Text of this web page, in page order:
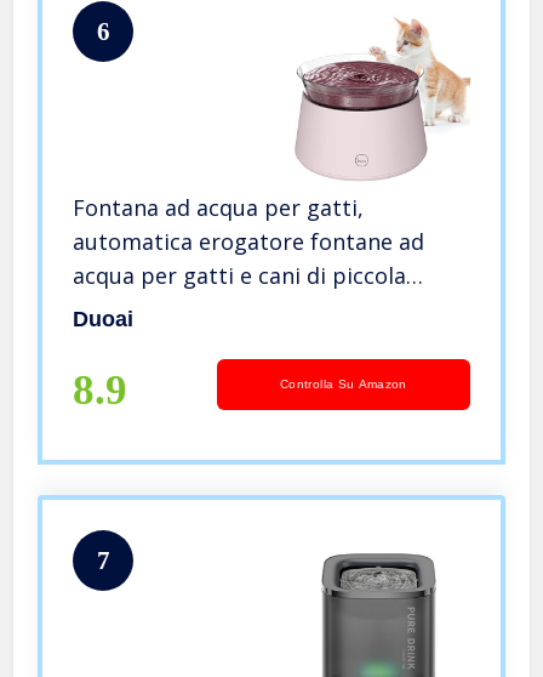
6
Fontana ad acqua per gatti,
automatica erogatore fontane ad
acqua per gatti e cani di piccola
taglia silenzioso con 1 filtro a
Duoai
8.9 Controlla Su Amazon
7